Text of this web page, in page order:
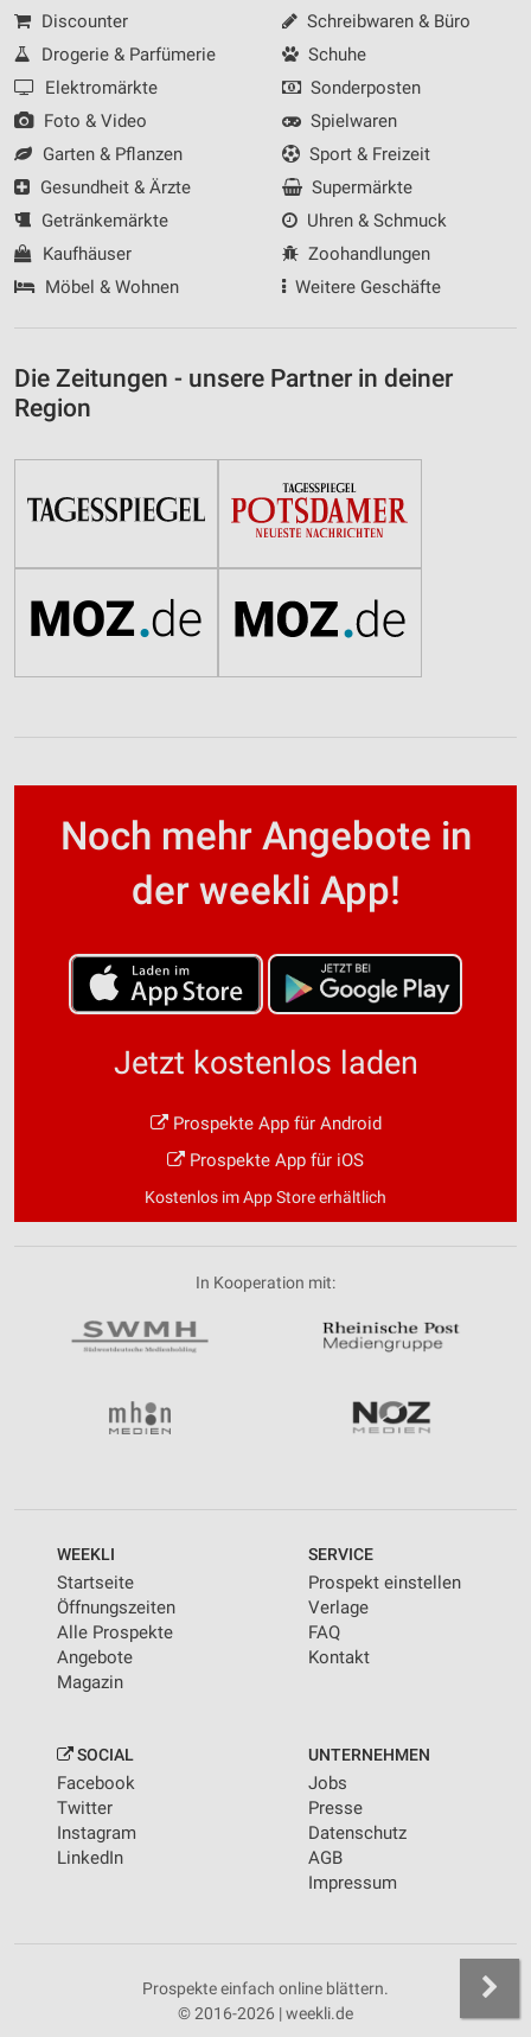
Discounter
Drogerie & Parfümerie
Elektromärkte
Foto & Video
Garten & Pflanzen
Gesundheit & Ärzte
Getränkemärkte
Kaufhäuser
Möbel & Wohnen
Schreibwaren & Büro
Schuhe
Sonderposten
Spielwaren
Sport & Freizeit
Supermärkte
Uhren & Schmuck
Zoohandlungen
Weitere Geschäfte
Die Zeitungen - unsere Partner in deiner
Region
Noch mehr Angebote in
der weekli App!
Jetzt kostenlos laden
Prospekte App für Android
Prospekte App für iOS
Kostenlos im App Store erhältlich
In Kooperation mit:
WEEKLI
Startseite
Öffnungszeiten
Alle Prospekte
Angebote
Magazin
SERVICE
Prospekt einstellen
Verlage
FAQ
Kontakt
SOCIAL
Facebook
Twitter
Instagram
LinkedIn
UNTERNEHMEN
Jobs
Presse
Datenschutz
AGB
Impressum
Prospekte einfach online blättern.
© 2016-2026 | weekli.de